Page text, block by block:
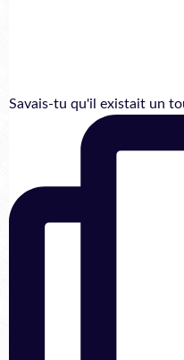
Savais-tu qu'il existait un